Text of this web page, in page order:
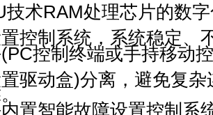
技术RAM处理芯片的数
控制系统，系统稳定、
控制终端或手持移动
驱动盒)分离，避免复杂
置智能故障设置控制系